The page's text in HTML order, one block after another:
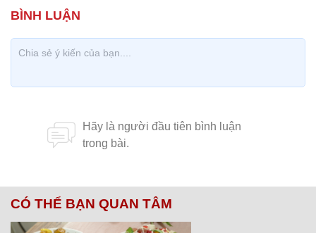
CÓ THỂ BẠN QUAN TÂM